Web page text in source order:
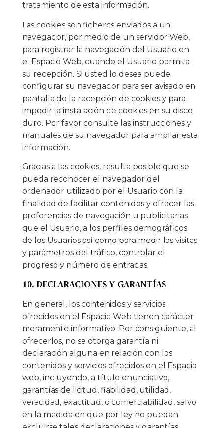
tratamiento de esta información.
Las cookies son ficheros enviados a un
navegador, por medio de un servidor Web,
para registrar la navegación del Usuario en
el Espacio Web, cuando el Usuario permita
su recepción. Si usted lo desea puede
configurar su navegador para ser avisado en
pantalla de la recepción de cookies y para
impedir la instalación de cookies en su disco
duro. Por favor consulte las instrucciones y
manuales de su navegador para ampliar esta
información.
Gracias a las cookies, resulta posible que se
pueda reconocer el navegador del
ordenador utilizado por el Usuario con la
finalidad de facilitar contenidos y ofrecer las
preferencias de navegación u publicitarias
que el Usuario, a los perfiles demográficos
de los Usuarios así como para medir las visitas
y parámetros del tráfico, controlar el
progreso y número de entradas.
10. DECLARACIONES Y GARANTÍAS
En general, los contenidos y servicios
ofrecidos en el Espacio Web tienen carácter
meramente informativo. Por consiguiente, al
ofrecerlos, no se otorga garantía ni
declaración alguna en relación con los
contenidos y servicios ofrecidos en el Espacio
web, incluyendo, a título enunciativo,
garantías de licitud, fiabilidad, utilidad,
veracidad, exactitud, o comerciabilidad, salvo
en la medida en que por ley no puedan